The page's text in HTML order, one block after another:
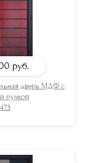
руб.
дверь МДФ с
ручкой